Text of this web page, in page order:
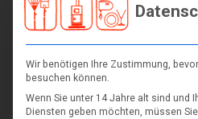
Elektroheckenschere Gardena
€209,99 inkl. MwSt
Wir benötigen Ihre Zustimmung,
besuchen können.
Wenn Sie unter 14 Jahre alt sind und
Diensten geben möchten, müssen